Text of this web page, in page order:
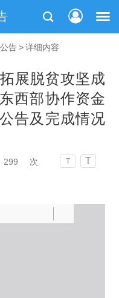
告>详细内容
展脱贫攻坚成
西部协作资金
告及完成情况
299 次 T T